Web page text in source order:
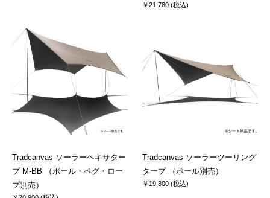
￥21,780 (税込)
Tradcanvas ソーラーヘキサター
プ M-BB （ポール・ペグ・ロー
プ別売）
Tradcanvas ソーラーツーリング
タープ （ポール別売）
￥19,800 (税込)